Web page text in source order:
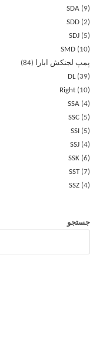
SDA
9
SDD 2
SDJ
5
SMD
10
پمپ لجنکش ابارا
84
DL 39
Right
10
SSA 4
SSC
5
SSI
5
SSJ 4
SSK 6
SST 7
SSZ 4
جستجو